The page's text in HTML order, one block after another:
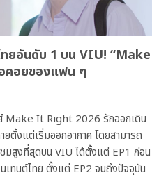
ยอันดับ 1 บน VIU! “Make
คอยของแฟน ๆ
Make It Right 2026 รักออกเดิน
ตั้งแต่เริ่มออกอากาศ โดยสามารถ
สูงที่สุดบน VIU ได้ตั้งแต่ EP1 ก่อน
เทนต์ไทย ตั้งแต่ EP2 จนถึงปัจจุบัน